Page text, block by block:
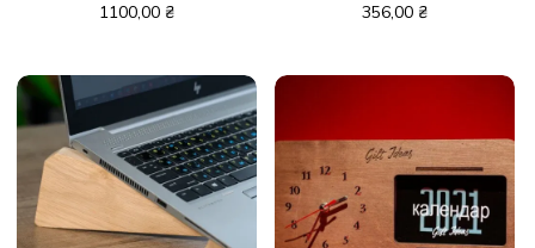
1100,00 ₴ 356,00 ₴